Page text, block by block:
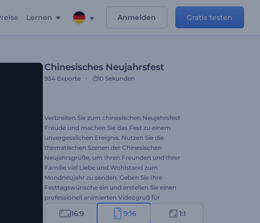
Lernen Anmelden Gratis testen
Chinesisches Neujahrsfest
934 Exporte 10 Sekunden
Verbreiten Sie zum chinesischen Neujahrsfest
Freude und machen Sie das Fest zu einem
unvergesslichen Ereignis. Nutzen Sie die
thematischen Szenen der Chinesischen
Neujahrsgrüße, um Ihren Freunden und Ihrer
Familie viel Liebe und Wohlstand zum
Mondneujahr zu senden. Geben Sie Ihre
Festtagswünsche ein und erstellen Sie einen
professionell animierten Videogruß für
verschiedene Zwecke. Ideal für Einladungen zum
Festessen, Präsentationseröffnungen, Videogrüße
16:9 9:16 1:1